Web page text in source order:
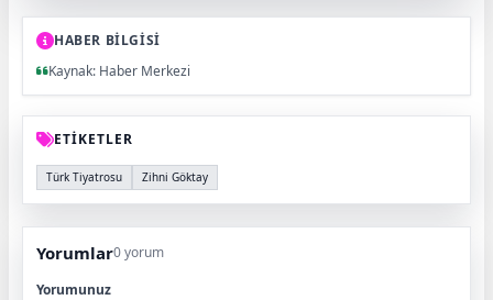
HABER BİLGİSİ
Kaynak: Haber Merkezi
ETİKETLER
Türk Tiyatrosu Zihni Göktay
Yorumlar0 yorum
Yorumunuz